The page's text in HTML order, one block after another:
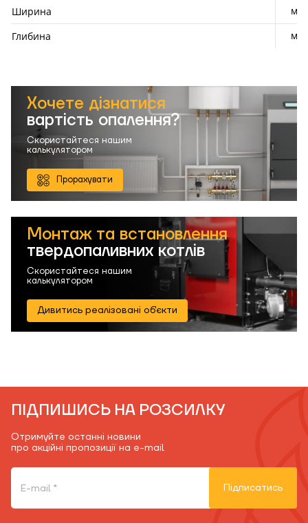
Ширина
мм
Глибина
мм
Хочете дізнатися
вартість опалення?
Скористайтеся нашим
калькулятором
Прорахувати
Монтаж та встановлення
твердопаливних котлів
Скористайтеся нашим
калькулятором
Дивитись реалізовані об'єкти
ПІДПИШИСЬ НА РОЗСИЛКУ
Отримуйте останні новини
про акційні пропозиції на e-mail
Підписатись